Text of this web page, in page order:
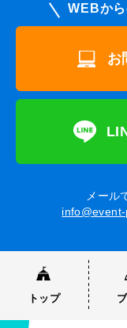
WEBか
お
メール
トップ